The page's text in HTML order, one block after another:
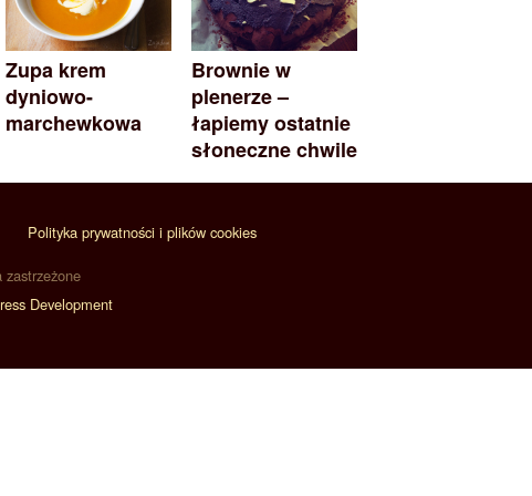
Zupa krem
dyniowo-
marchewkowa
Brownie w
plenerze –
łapiemy ostatnie
słoneczne chwile
Polityka prywatności i plików cookies
zastrzeżone
Development